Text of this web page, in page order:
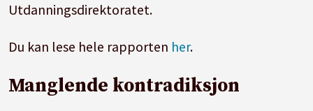
Utdanningsdirektoratet.
Du kan lese hele rapporten her.
Manglende kontradiksjon